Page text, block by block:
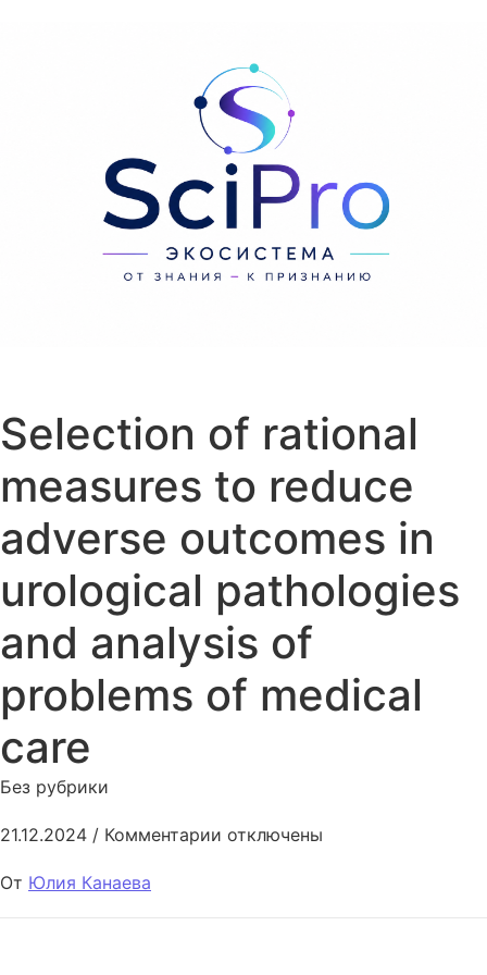
Selection of rational
measures to reduce
adverse outcomes in
urological pathologies
and analysis of
problems of medical
care
Без рубрики
21.12.2024 / Комментарии к записи Selection of rational
отключены
От Юлия Канаева